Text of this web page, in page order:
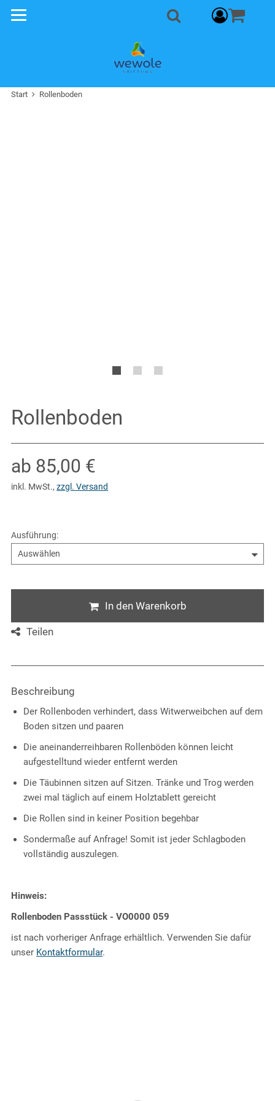
Start Rollenboden
Rollenboden
ab 85,00 €
inkl. MwSt.,zzgl. Versand
Ausführung:
In den Warenkorb
Teilen
Beschreibung
Der Rollenboden verhindert, dass Witwerweibchen auf dem
Boden sitzen und paaren
Die aneinanderreihbaren Rollenböden können leicht
aufgestelltund wieder entfernt werden
Die Täubinnen sitzen auf Sitzen. Tränke und Trog werden
zwei mal täglich auf einem Holztablett gereicht
Die Rollen sind in keiner Position begehbar
Sondermaße auf Anfrage! Somit ist jeder Schlagboden
vollständig auszulegen.
Hinweis:
Rollenboden Passstück - VO0000 059
ist nach vorheriger Anfrage erhältlich. Verwenden Sie dafür
unser Kontaktformular.